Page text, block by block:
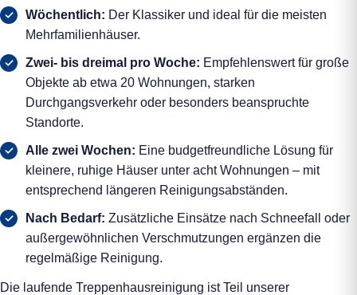
Wöchentlich: Der Klassiker und ideal für die meisten
Mehrfamilienhäuser.
Zwei- bis dreimal pro Woche: Empfehlenswert für große
Objekte ab etwa 20 Wohnungen, starken
Durchgangsverkehr oder besonders beanspruchte
Standorte.
Alle zwei Wochen: Eine budgetfreundliche Lösung für
kleinere, ruhige Häuser unter acht Wohnungen – mit
entsprechend längeren Reinigungsabständen.
Nach Bedarf: Zusätzliche Einsätze nach Schneefall oder
außergewöhnlichen Verschmutzungen ergänzen die
regelmäßige Reinigung.
Die laufende Treppenhausreinigung ist Teil unserer